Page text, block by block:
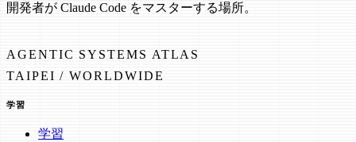
開発者が Claude Code をマスターする場所。
AGENTIC SYSTEMS ATLAS
TAIPEI / WORLDWIDE
学習
学習